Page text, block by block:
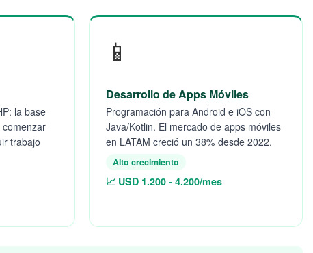
la base
trabajo
📱
Desarrollo de Apps Móviles
Programación para Android e iOS con
Java/Kotlin. El mercado de apps móviles
en LATAM creció un 38% desde 2022.
Alto crecimiento
📈 USD 1.200 - 4.200/mes